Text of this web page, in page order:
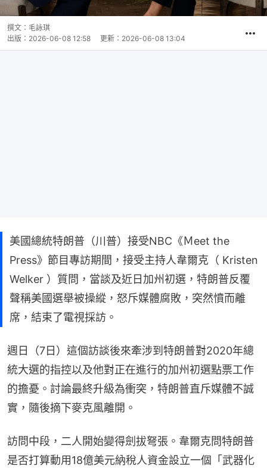
撰文： 毛詠琪
出版： 2026-06-08 12:58 更新： 2026-06-08 13:04
美國總統特朗普（川普）接受NBC《Ｍeet the
Press》節目專訪期間，接受主持人韋爾克（ Kristen
Welker ）質問，當談及近日加州初選，特朗普反覆
聲稱美國選舉被操縱，怒斥媒體腐敗，突然憤而離
席，結束了電視採訪。
週日（7日）這個訪談後來牽涉到特朗普對2020年總
統大選的指控以及他對正在進行的加州初選點票工作
的擔憂。討論最終升級為衝突，特朗普直斥媒體不誠
實，隨後摘下麥克風離開。
訪問中段，二人開始變得劍拔弩張。韋爾克問特朗普
是否打算動用18億美元納稅人資金設立一個「武器化